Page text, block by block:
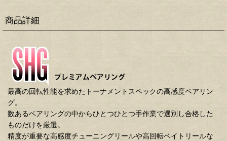
商品詳細
最高の回転性能を求めたトーナメントスペックの高感度ベアリン
グ。
数あるベアリングの中からひとつひとつ手作業で選別し合格した
ものだけを厳選。
精度が重要な高感度チューニングリールや高回転ベイトリールな